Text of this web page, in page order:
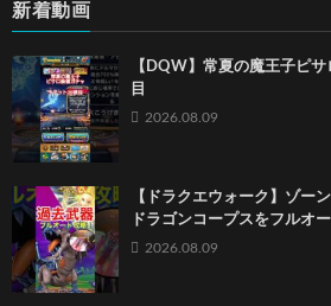
新着動画
【DQW】常夏の魔王子ピ
目
2026.08.09
【ドラクエウォーク】ゾー
ドラゴンコープスをフルオ
2026.08.09